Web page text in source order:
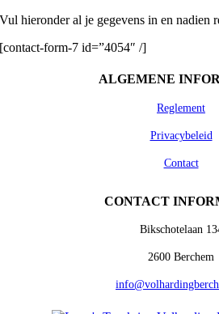
Vul hieronder al je gegevens in en nadien
[contact-form-7 id=”4054″ /]
ALGEMENE
Reglement
Privacybeleid
Contact
CONTACT
Bikschotelaan
2600 Berchem